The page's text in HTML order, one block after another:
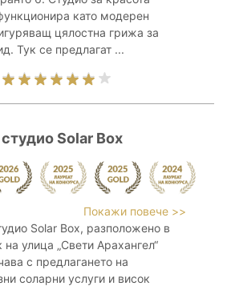
като модерен
цялостна грижа за
Тук се предлагат ...
Solar Box
Покажи повече >>
Solar Box, разположено в
улица „Свети Арахангел“
с предлагането на
соларни услуги и висок